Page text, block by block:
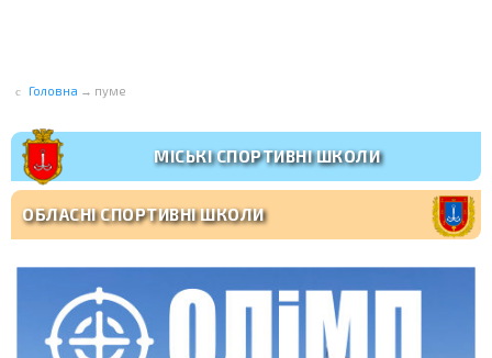
Головна → пуме
МІСЬКІ СПОРТИВНІ ШКОЛИ
ОБЛАСНІ СПОРТИВНІ ШКОЛИ